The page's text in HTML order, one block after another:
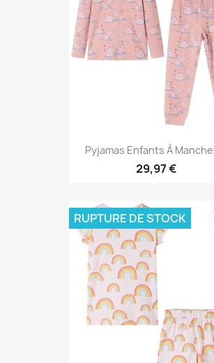
Pyjamas Enfants À
29,97 €
RUPTURE DE STOCK